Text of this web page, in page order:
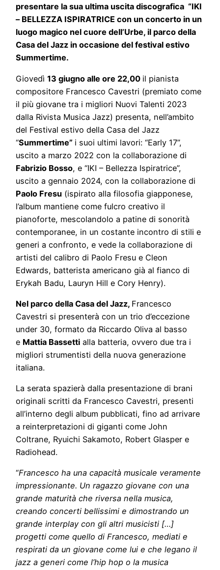
presentare la sua ultima uscita discografica “IKI
– BELLEZZA ISPIRATRICE con un concerto in un
luogo magico nel cuore dell’Urbe, il parco della
Casa del Jazz in occasione del festival estivo
Summertime.
Giovedì 13 giugno alle ore 22,00 il pianista
compositore Francesco Cavestri (premiato come
il più giovane tra i migliori Nuovi Talenti 2023
dalla Rivista Musica Jazz) presenta, nell’ambito
del Festival estivo della Casa del Jazz
“Summertime” i suoi ultimi lavori: “Early 17”,
uscito a marzo 2022 con la collaborazione di
Fabrizio Bosso, e “IKI – Bellezza Ispiratrice”,
uscito a gennaio 2024, con la collaborazione di
Paolo Fresu (ispirato alla filosofia giapponese,
l’album mantiene come fulcro creativo il
pianoforte, mescolandolo a patine di sonorità
contemporanee, in un costante incontro di stili e
generi a confronto, e vede la collaborazione di
artisti del calibro di Paolo Fresu e Cleon
Edwards, batterista americano già al fianco di
Erykah Badu, Lauryn Hill e Cory Henry).
Nel parco della Casa del Jazz, Francesco
Cavestri si presenterà con un trio d’eccezione
under 30, formato da Riccardo Oliva al basso
e Mattia Bassetti alla batteria, ovvero due tra i
migliori strumentisti della nuova generazione
italiana.
La serata spazierà dalla presentazione di brani
originali scritti da Francesco Cavestri, presenti
all’interno degli album pubblicati, fino ad arrivare
a reinterpretazioni di giganti come John
Coltrane, Ryuichi Sakamoto, Robert Glasper e
Radiohead.
“Francesco ha una capacità musicale veramente
impressionante. Un ragazzo giovane con una
grande maturità che riversa nella musica,
creando concerti bellissimi e dimostrando un
grande interplay con gli altri musicisti […]
progetti come quello di Francesco, mediati e
respirati da un giovane come lui e che legano il
jazz a generi come l’hip hop o la musica